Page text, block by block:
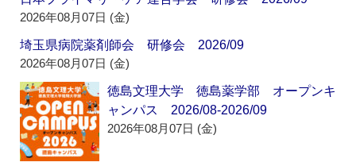
2026年08月07日 (金)
埼玉県病院薬剤師会 研修会 2026/09
2026年08月07日 (金)
徳島文理大学 徳島薬学部 オープンキ
ャンパス 2026/08-2026/09
2026年08月07日 (金)